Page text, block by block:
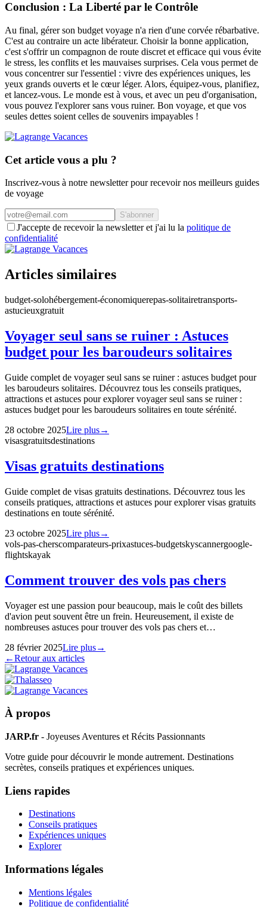
Conclusion : La Liberté par le Contrôle
Au final, gérer son budget voyage n'a rien d'une corvée rébarbative.
C'est au contraire un acte libérateur. Choisir la bonne application,
c'est s'offrir un compagnon de route discret et efficace qui vous évite
le stress, les conflits et les mauvaises surprises. Cela vous permet de
vous concentrer sur l'essentiel : vivre des expériences uniques, les
yeux grands ouverts et le cœur léger. Alors, équipez-vous, planifiez,
et lancez-vous. Le monde est à vous, et avec un peu d'organisation,
vous pouvez l'explorer sans vous ruiner. Bon voyage, et que vos
seules dettes soient celles de souvenirs impayables !
Cet article vous a plu ?
Inscrivez-vous à notre newsletter pour recevoir nos meilleurs guides
de voyage
S'abonner
J'accepte de recevoir la newsletter et j'ai lu la politique de
confidentialité
Articles similaires
budget-solohébergement-économiquerepas-solitairetransports-
astucieuxgratuit
Voyager seul sans se ruiner : Astuces
budget pour les baroudeurs solitaires
Guide complet de voyager seul sans se ruiner : astuces budget pour
les baroudeurs solitaires. Découvrez tous les conseils pratiques,
attractions et astuces pour explorer voyager seul sans se ruiner :
astuces budget pour les baroudeurs solitaires en toute sérénité.
28 octobre 2025Lire plus→
visasgratuitsdestinations
Visas gratuits destinations
Guide complet de visas gratuits destinations. Découvrez tous les
conseils pratiques, attractions et astuces pour explorer visas gratuits
destinations en toute sérénité.
23 octobre 2025Lire plus→
vols-pas-cherscomparateurs-prixastuces-budgetskyscannergoogle-
flightskayak
Comment trouver des vols pas chers
Voyager est une passion pour beaucoup, mais le coût des billets
d'avion peut souvent être un frein. Heureusement, il existe de
nombreuses astuces pour trouver des vols pas chers et…
28 février 2025Lire plus→
←Retour aux articles
À propos
JARP.fr - Joyeuses Aventures et Récits Passionnants
Votre guide pour découvrir le monde autrement. Destinations
secrètes, conseils pratiques et expériences uniques.
Liens rapides
Destinations
Conseils pratiques
Expériences uniques
Explorer
Informations légales
Mentions légales
Politique de confidentialité